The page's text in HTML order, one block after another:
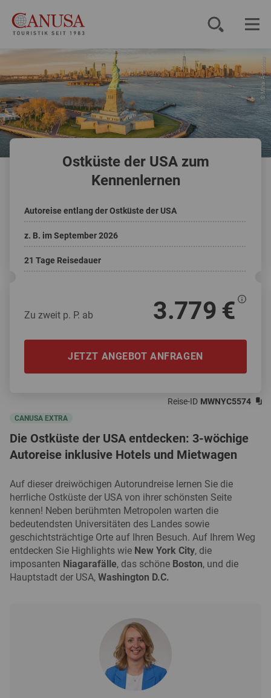
Reisearten
Inspiration
KUNDENPORTAL
© Mihai Andritoiu
Ostküste der USA zum
Kennenlernen
Autoreise entlang der Ostküste der USA
z. B. im September 2026
21 Tage Reisedauer
Zu zweit p. P. ab 3.779 €
JETZT ANGEBOT ANFRAGEN
Reise-ID MWNYC5574
CANUSA EXTRA
Die Ostküste der USA entdecken: 3-wöchige
Autoreise inklusive Hotels und Mietwagen
Auf dieser dreiwöchigen Autorundreise lernen Sie die
herrliche Ostküste der USA von ihrer schönsten Seite
kennen! Neben berühmten Metropolen warten die
bedeutendsten Universitäten des Landes sowie
geschichtsträchtige Orte auf Ihren Besuch. Auf Ihrem Weg
entdecken Sie Highlights wie New York City, die
imposanten Niagarafälle, das schöne Boston, und die
Hauptstadt der USA, Washington D.C.